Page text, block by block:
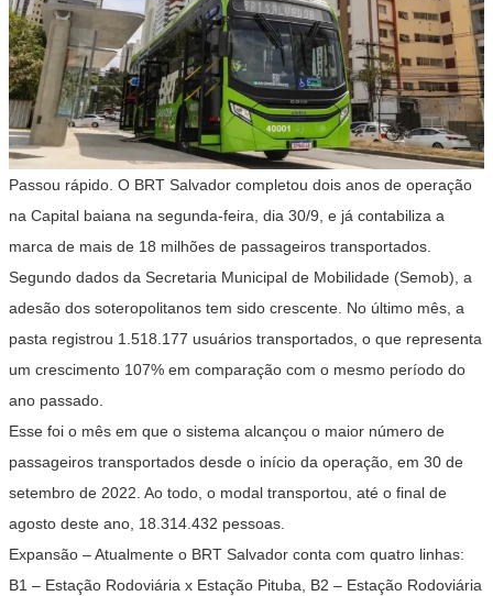
Passou rápido. O BRT Salvador completou dois anos de operação
na Capital baiana na segunda-feira, dia 30/9, e já contabiliza a
marca de mais de 18 milhões de passageiros transportados.
Segundo dados da Secretaria Municipal de Mobilidade (Semob), a
adesão dos soteropolitanos tem sido crescente. No último mês, a
pasta registrou 1.518.177 usuários transportados, o que representa
um crescimento 107% em comparação com o mesmo período do
ano passado.
Esse foi o mês em que o sistema alcançou o maior número de
passageiros transportados desde o início da operação, em 30 de
setembro de 2022. Ao todo, o modal transportou, até o final de
agosto deste ano, 18.314.432 pessoas.
Expansão – Atualmente o BRT Salvador conta com quatro linhas:
B1 – Estação Rodoviária x Estação Pituba, B2 – Estação Rodoviária